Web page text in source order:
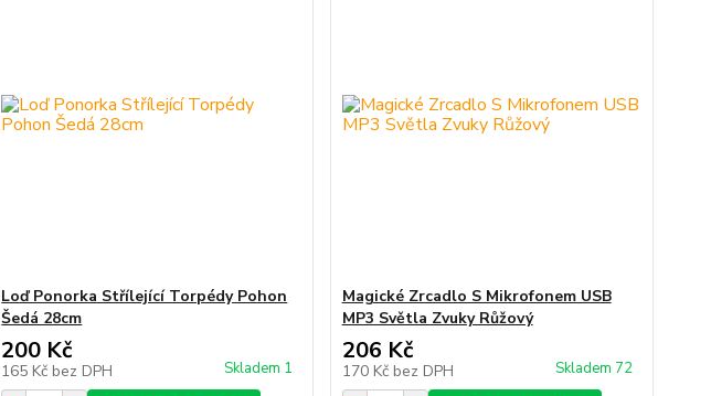
Loď Ponorka Střílející Torpédy Pohon
Šedá 28cm
200 Kč
165 Kč bez DPH Skladem 1
Magické Zrcadlo S Mikrofonem USB
MP3 Světla Zvuky Růžový
206 Kč
170 Kč bez DPH Skladem 72